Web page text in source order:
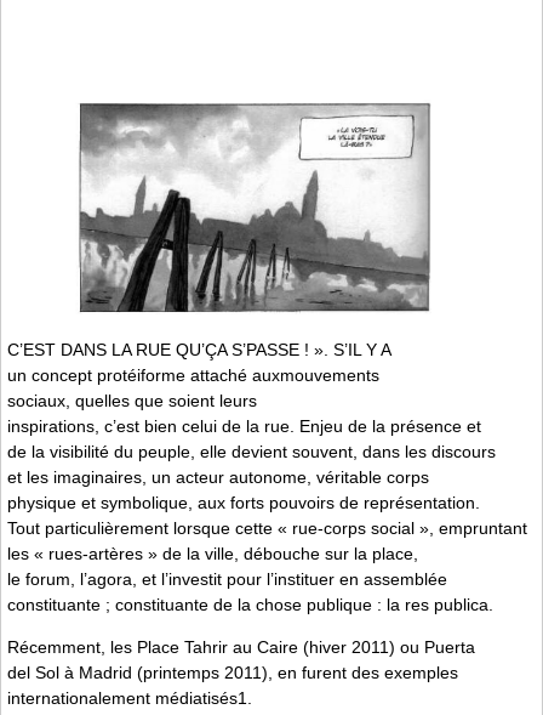
C’EST DANS LA RUE QU’ÇA S’PASSE ! ». S’IL Y A
un concept protéiforme attaché auxmouvements
sociaux, quelles que soient leurs
inspirations, c’est bien celui de la rue. Enjeu de la présence et
de la visibilité du peuple, elle devient souvent, dans les discours
et les imaginaires, un acteur autonome, véritable corps
physique et symbolique, aux forts pouvoirs de représentation.
Tout particulièrement lorsque cette « rue-corps social », empruntant
les « rues-artères » de la ville, débouche sur la place,
le forum, l’agora, et l’investit pour l’instituer en assemblée
constituante ; constituante de la chose publique : la res publica.
Récemment, les Place Tahrir au Caire (hiver 2011) ou Puerta
del Sol à Madrid (printemps 2011), en furent des exemples
internationalement médiatisés1.